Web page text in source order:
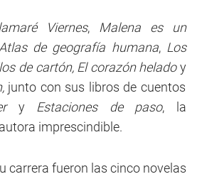
Viernes, Malena es un
Atlas de geografía humana, Los
de cartón, El corazón heladoy
junto con sus libros de cuentos
y Estaciones de paso, la
imprescindible.
carrera fueron las cinco novelas